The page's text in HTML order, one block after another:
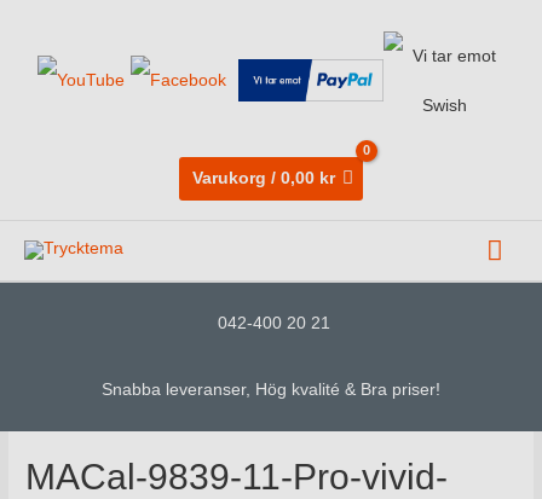
Varukorg / 0,00 kr
042-400 20 21
Snabba leveranser, Hög kvalité & Bra priser!
MACal-9839-11-Pro-vivid-